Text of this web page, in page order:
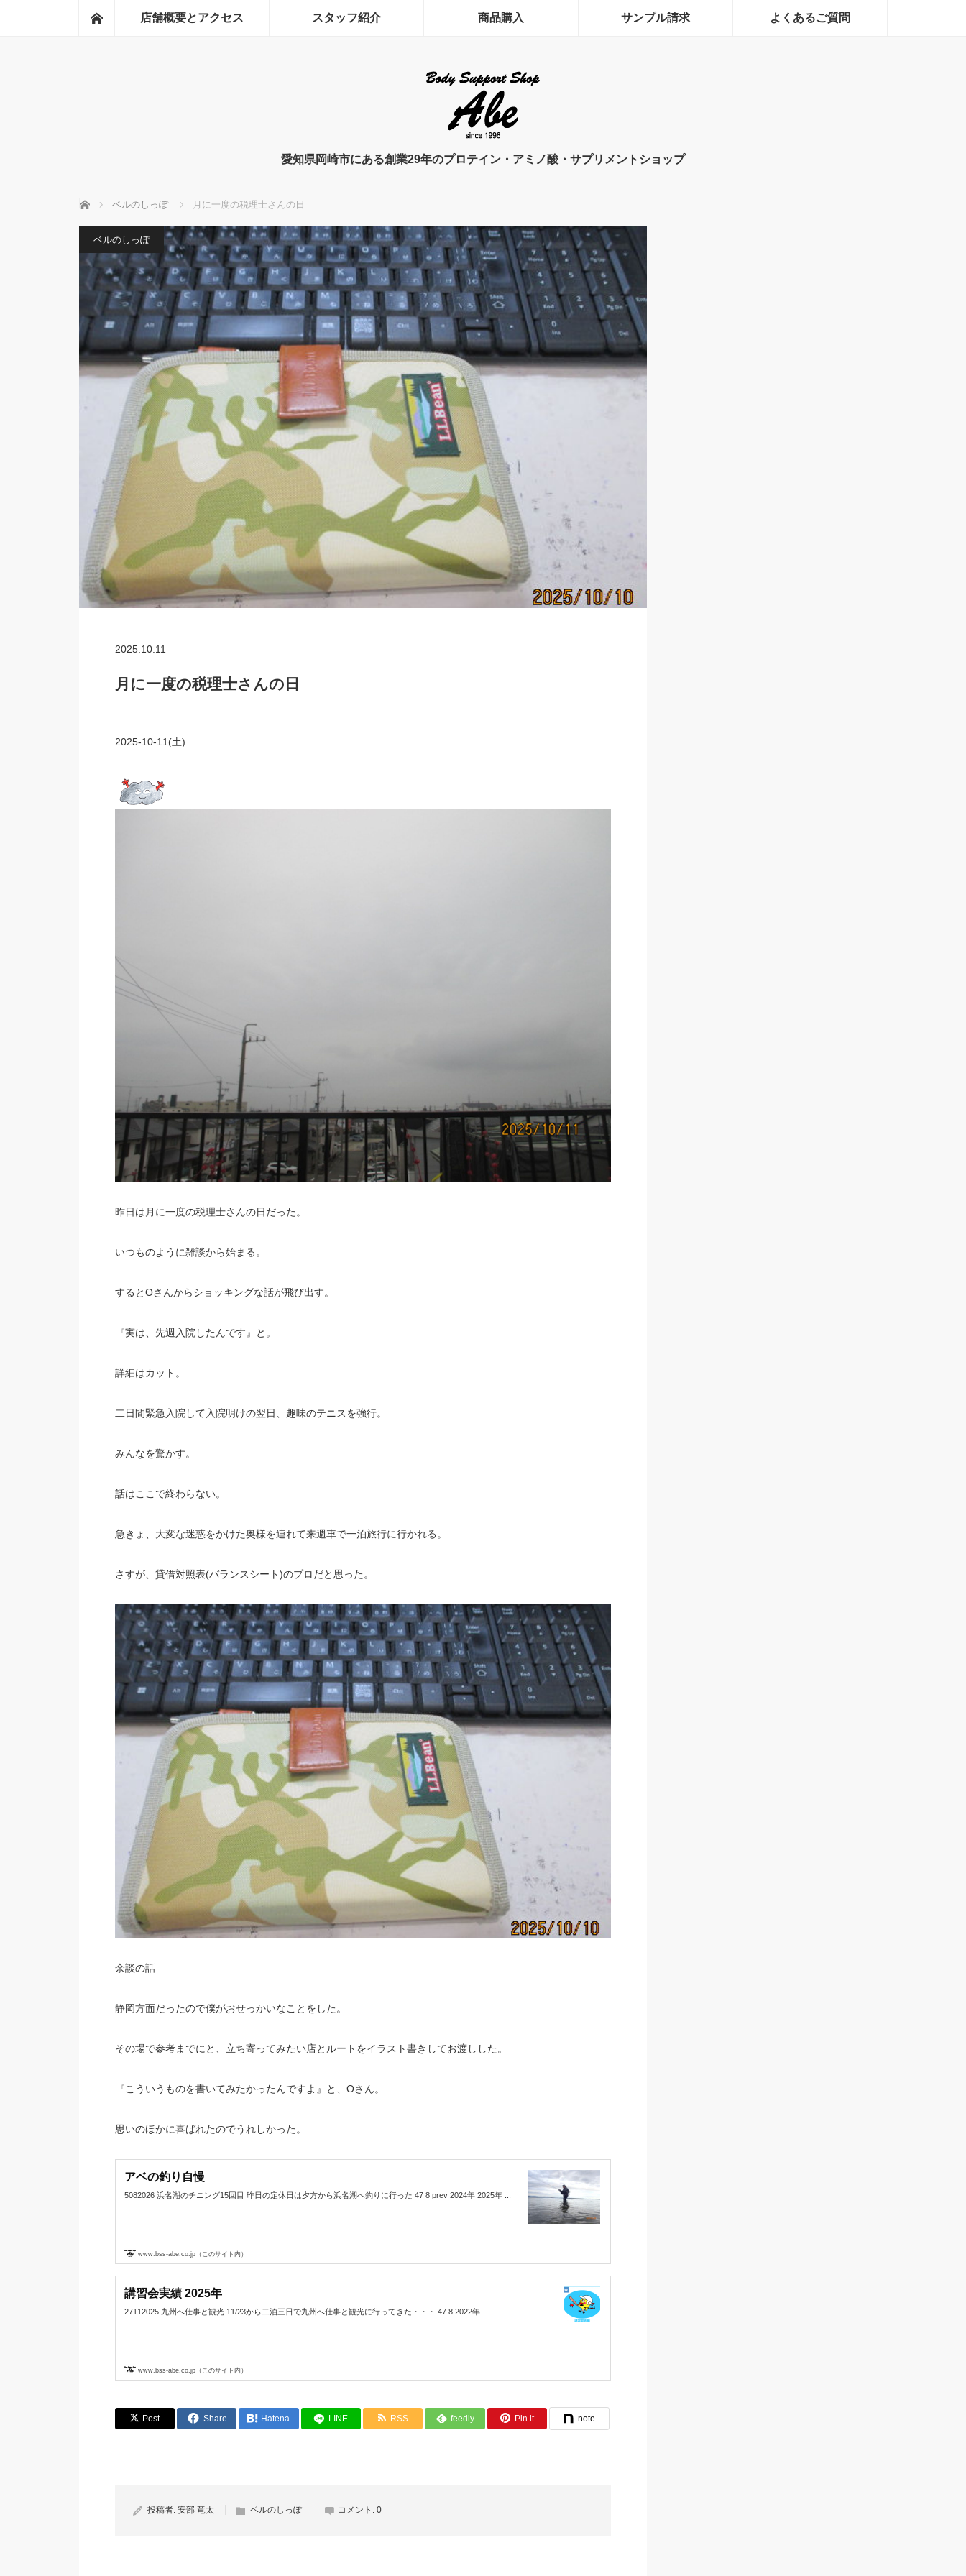
ホーム店舗概要とアクセス スタッフ紹介 商品購入 サンプル請求 よくあるご質問
愛知県岡崎市にある創業29年のプロテイン・アミノ酸・サプリメントショップ
ホーム ベルのしっぽ 月に一度の税理士さんの日
ベルのしっぽ
2025.10.11
月に一度の税理士さんの日
2025-10-11(土)
昨日は月に一度の税理士さんの日だった。
いつものように雑談から始まる。
するとOさんからショッキングな話が飛び出す。
『実は、先週入院したんです』と。
詳細はカット。
二日間緊急入院して入院明けの翌日、趣味のテニスを強行。
みんなを驚かす。
話はここで終わらない。
急きょ、大変な迷惑をかけた奥様を連れて来週車で一泊旅行に行かれる。
さすが、貸借対照表(バランスシート)のプロだと思った。
余談の話
静岡方面だったので僕がおせっかいなことをした。
その場で参考までにと、立ち寄ってみたい店とルートをイラスト書きしてお渡しした。
『こういうものを書いてみたかったんですよ』と、Oさん。
思いのほかに喜ばれたのでうれしかった。
アベの釣り自慢
5082026 浜名湖のチニング15回目 昨日の定休日は夕方から浜名湖へ釣りに行った 47 8 prev 2024年 2025年 ...
www.bss-abe.co.jp（このサイト内）
講習会実績 2025年
27112025 九州へ仕事と観光 11/23から二泊三日で九州へ仕事と観光に行ってきた・・・ 47 8 2022年 ...
www.bss-abe.co.jp（このサイト内）
Post Share Hatena LINE RSS feedly Pin it note
投稿者: 安部 竜太 ベルのしっぽ コメント: 0